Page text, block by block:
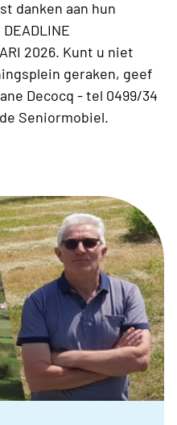
danken aan hun
2026. Kunt u niet
geraken, geef
Decocq - tel 0499/34
Seniormobiel.